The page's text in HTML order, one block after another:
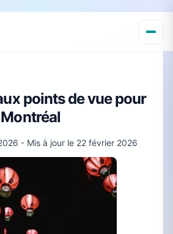
points de vue pour
- Mis à jour le 22 février 2026